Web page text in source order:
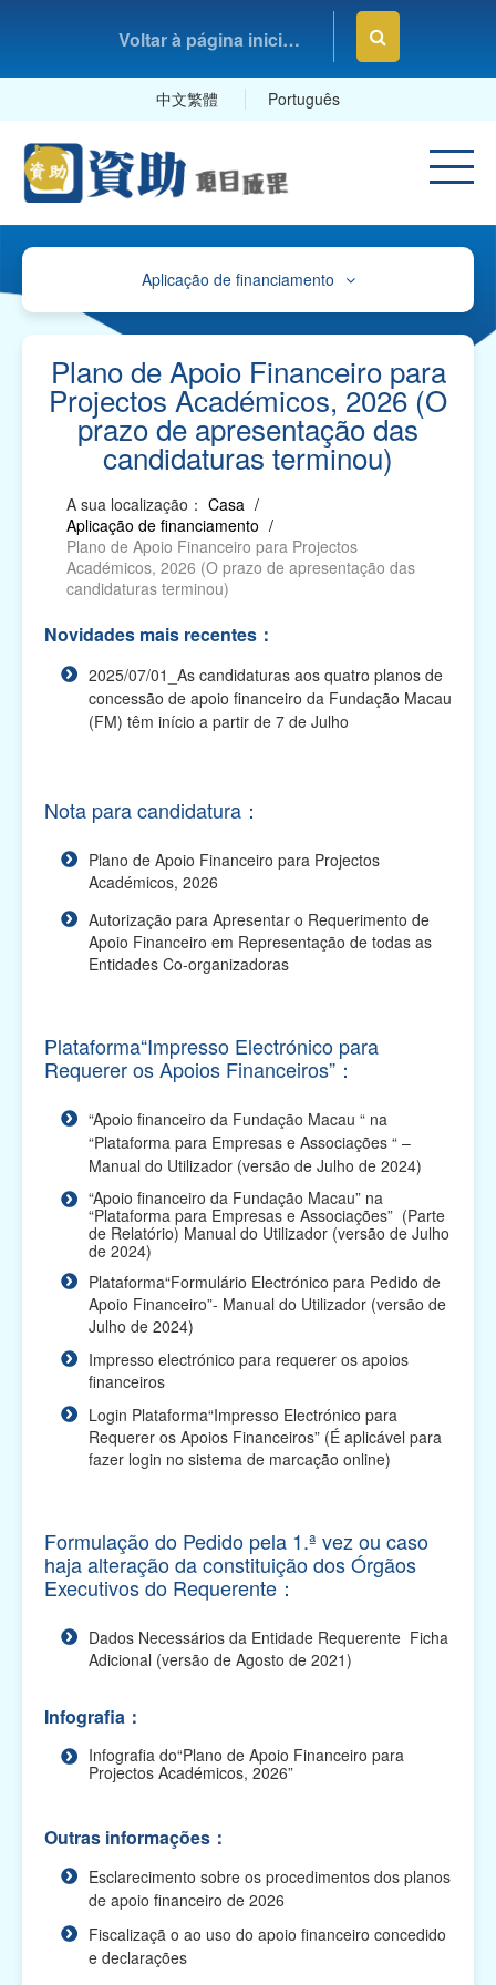
Voltar à página inicial da Fundação Macau
中文繁體 Português
Aplicação de financiamento
Avisos
Orienteações, Impressos e Exemplares
Orientações e Mapa de Referência sobre o
Plano de Contas
Impressos para "Pedidos de Apoio Financeiro" e
Exemplares
Relatório das Actividades Subsidiadas, Pedido
de Declaração, Pedido de Autorização para
Alterações e...
Impresso electrónico para requerer os apoios
financeiros
Plano de Apoio Financeiro para Oferta de Cabazes,
2027
Plano de Apoio Financeiro para Projectos
Académicos, 2027
Plano de Apoio Financeiro para Intercâmbios, 2027
Plano de Apoio Financeiro para Actividades
Comunitárias, 2027
terminou...
2026 (O prazo de apresentação das candidaturas
Plano de Apoio Financeiro para Despesas de
Funcionamento de Associações, 2026 (O prazo de
apresentaç...
Plano de Apoio Financeiro para Projectos
Académicos, 2026 (O prazo de apresentação das
candidaturas ...
Plano de Apoio Financeiro para Actividades
Comunitárias, 2026 (O prazo de apresentação das
Plano Integrado de Apoio Financeiro para 2026 (O
prazo de apresentação das candidaturas terminou)
apresentação das candidaturas terminou)
Plano de Apoio Financeiro para Intercâmbios,
2025 (O prazo de apresentação das
Plano de Apoio Financeiro para Oferta de
candidaturas te...
Plano Integrado de Apoio Financeiro para 2025
(O prazo de apresentação das candidaturas
Plano de Apoio Financeiro para Projectos
das candidaturas ...
Plano de Apoio Financeiro para Actividades
Comunitárias, 2025 (O prazo de apresentação
das candidatu...
Plano de Apoio Financeiro para
Projectos Académicos, 2026 (O
prazo de apresentação das
candidaturas terminou)
A sua localização： Casa /
Aplicação de financiamento /
Plano de Apoio Financeiro para Projectos
Académicos, 2026 (O prazo de apresentação das
candidaturas terminou)
Novidades mais recentes：
2025/07/01_As candidaturas aos quatro planos de
concessão de apoio financeiro da Fundação Macau
(FM) têm início a partir de 7 de Julho
Nota para candidatura：
Plano de Apoio Financeiro para Projectos
Académicos, 2026
Autorização para Apresentar o Requerimento de
Apoio Financeiro em Representação de todas as
Entidades Co-organizadoras
Plataforma“Impresso Electrónico para
Requerer os Apoios Financeiros”：
“Apoio financeiro da Fundação Macau “ na
“Plataforma para Empresas e Associações “ –
Manual do Utilizador (versão de Julho de 2024)
“Apoio financeiro da Fundação Macau” na
“Plataforma para Empresas e Associações” (Parte
de Relatório) Manual do Utilizador (versão de Julho
de 2024)
Plataforma“Formulário Electrónico para Pedido de
Apoio Financeiro”- Manual do Utilizador (versão de
Julho de 2024)
Impresso electrónico para requerer os apoios
financeiros
Login Plataforma“Impresso Electrónico para
Requerer os Apoios Financeiros” (É aplicável para
fazer login no sistema de marcação online)
Formulação do Pedido pela 1.ª vez ou caso
haja alteração da constituição dos Órgãos
Executivos do Requerente：
Dados Necessários da Entidade Requerente Ficha
Adicional (versão de Agosto de 2021)
Infografia：
Infografia do“Plano de Apoio Financeiro para
Projectos Académicos, 2026”
Outras informações：
Esclarecimento sobre os procedimentos dos planos
de apoio financeiro de 2026
Fiscalizaçã o ao uso do apoio financeiro concedido
e declarações